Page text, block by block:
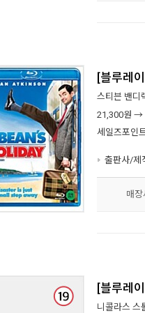
[블루레
스티븐 밴디
21,300원 →
세일즈포인
출판사/제
매장
[블루레
니콜라스 스